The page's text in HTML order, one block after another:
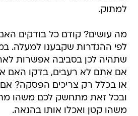
למתוק.
מה עושים? קודם כל בודקים
לפי ההגדרות שקבענו למעלה.
שתהיה לכן בסביבה אפשרות
אם אתם לא רעבים, בדקו האם
או בכלל רק צריכים הפסקה?
ובכל זאת מתחשק לכם משהו
משהו קטן ואכלו אותו בהנאה.